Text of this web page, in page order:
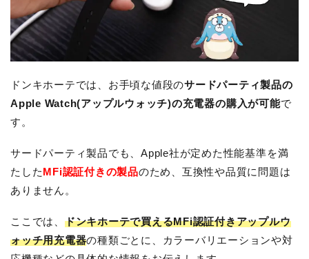
ドンキホーテでは、お手頃な値段のサードパーティ製品の
Apple Watch(アップルウォッチ)の充電器の購入が可能で
す。
サードパーティ製品でも、Apple社が定めた性能基準を満
たしたMFi認証付きの製品のため、互換性や品質に問題は
ありません。
ここでは、 ドンキホーテで買えるMFi認証付きアップルウ
ォッチ用充電器の種類ごとに、カラーバリエーションや対